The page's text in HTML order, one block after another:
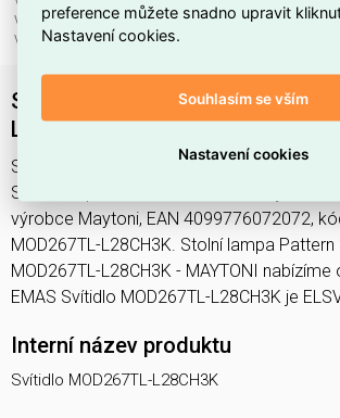
Vhodné pro výkon světel. zdroje:
28 W
Výška/hloubka:
Stolní lampa Pattern 3000K 28W
L28CH3K - MAYTONI
Svítidlo MOD267TL-L28CH3K najdete v
Stolní lampa, Svítidla, světelné zdroje a LED
výrobce Maytoni, EAN 4099776072072,
MOD267TL-L28CH3K. Stolní lampa
MOD267TL-L28CH3K - MAYTONI nabízíme
EMAS Svítidlo MOD267TL-L28CH3K je
Interní název produktu
Svítidlo MOD267TL-L28CH3K
preference můžete snadno upravit
Nastavení cookies.
Souhlasím se vším
Nastavení cookies